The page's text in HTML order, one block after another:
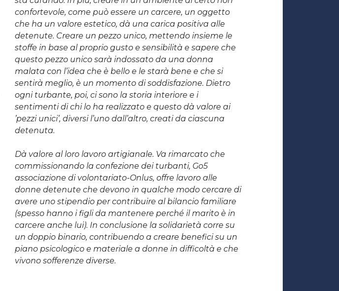
confortevole, come può essere un carcere, un oggetto
che ha un valore estetico, dà una carica positiva alle
detenute. Creare un pezzo unico, mettendo insieme le
stoffe in base al proprio gusto e sensibilità e sapere che
questo pezzo unico sarà indossato da una donna
malata con l’idea che è bello e le starà bene e che si
sentirà meglio, è un momento di soddisfazione. Dietro
ogni turbante, poi, ci sono la storia interiore e i
sentimenti di chi lo ha realizzato e questo dà valore ai
’pezzi unici’, diversi l’uno dall’altro, creati da ciascuna
detenuta.
Dà valore al loro lavoro artigianale. Va rimarcato che
commissionando la confezione dei turbanti, Go5
associazione di volontariato-Onlus, offre lavoro alle
donne detenute che devono in qualche modo cercare di
avere uno stipendio per contribuire al bilancio familiare
(spesso hanno i figli da mantenere perché il marito è in
carcere anche lui). In conclusione la solidarietà corre su
un doppio binario, contribuendo a creare benefici su un
piano psicologico e materiale a donne in difficoltà e che
vivono sofferenze diverse.